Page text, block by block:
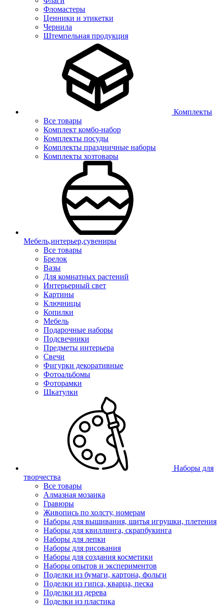
Фломастеры
Ценники и этикетки
Чернила
Штемпельная продукция
Комплекты
Все товары
Комплект комбо-набор
Комплекты посуды
Комплекты праздничные наборы
Комплекты хозтовары
Мебель,интерьер,сувениры
Все товары
Брелок
Вазы
Для комнатных растений
Интерьерный свет
Картины
Ключницы
Копилки
Мебель
Подарочные наборы
Подсвечники
Предметы интерьера
Свечи
Фигурки декоративные
Фотоальбомы
Фоторамки
Шкатулки
Наборы для
творчества
Все товары
Алмазная мозаика
Гравюры
Живопись по холсту, номерам
Наборы для вышивания, шитья игрушки, плетения
Наборы для квиллинга, скрапбукинга
Наборы для лепки
Наборы для рисования
Наборы для создания косметики
Наборы опытов и экспериментов
Поделки из бумаги, картона, фольги
Поделки из гипса, кварца, песка
Поделки из дерева
Поделки из пластика